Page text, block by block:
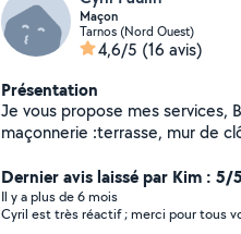
Maçon
Tarnos (Nord Ouest)
4,6/5 (16 avis)
Présentation
Je vous propose mes services,
maçonnerie :terrasse, mur de
Dernier avis laissé par Kim : 5/5
Il y a plus de 6 mois
Cyril est très réactif ; merci pour tous